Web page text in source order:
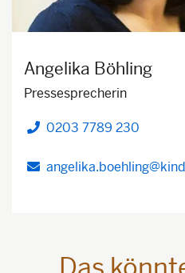
Angelika Böhling
Pressesprecherin
Telefon
0203 7789 230